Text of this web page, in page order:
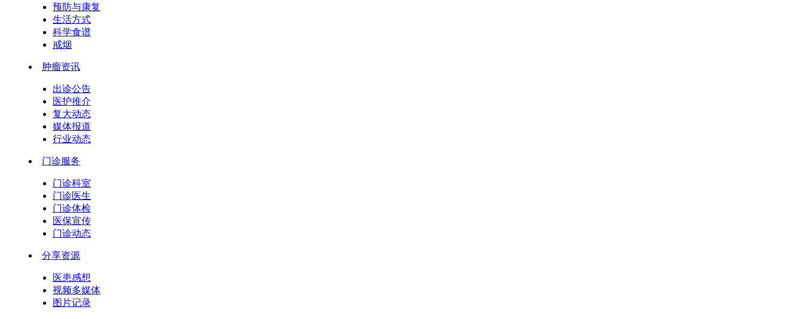
预防与康复
生活方式
科学食谱
戒烟
肿瘤资讯
出诊公告
医护推介
复大动态
媒体报道
行业动态
门诊服务
门诊科室
门诊医生
门诊体检
医保宣传
门诊动态
分享资源
医患感想
视频多媒体
图片记录